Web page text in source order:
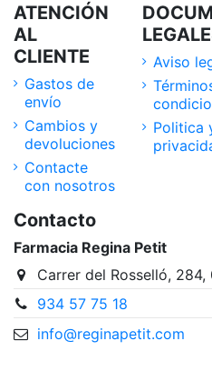
ATENCIÓN
AL
CLIENTE
Gastos de
envío
Cambios y
devoluciones
Contacte
con nosotros
Aviso
Politica
Contacto
Farmacia Regina Petit
Carrer del Rosselló,
934 57 75 18
info@reginapetit.com